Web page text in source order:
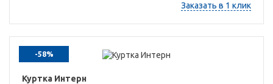
Заказать в 1 клик
-58%
Куртка Интерн